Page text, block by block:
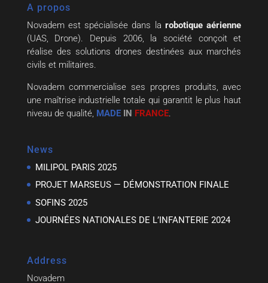
A propos
Novadem est spécialisée dans la robotique aérienne
(UAS, Drone). Depuis 2006, la société conçoit et
réalise des solutions drones destinées aux marchés
civils et militaires.
Novadem commercialise ses propres produits, avec
une maîtrise industrielle totale qui garantit le plus haut
niveau de qualité, MADEIN FRANCE.
News
MILIPOL PARIS 2025
PROJET MARSEUS — DÉMONSTRATION FINALE
SOFINS 2025
JOURNÉES NATIONALES DE L’INFANTERIE 2024
Address
Novadem